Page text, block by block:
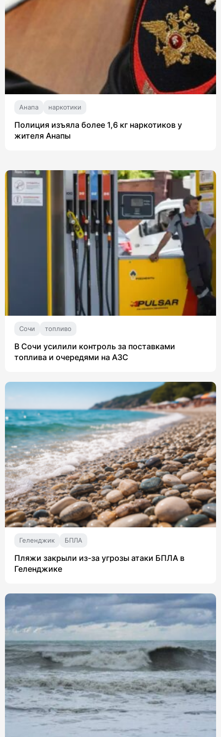
Анапа наркотики
Полиция изъяла более 1,6 кг наркотиков у
жителя Анапы
Сочи топливо
В Сочи усилили контроль за поставками
топлива и очередями на АЗС
Геленджик БПЛА
Пляжи закрыли из-за угрозы атаки БПЛА в
Геленджике